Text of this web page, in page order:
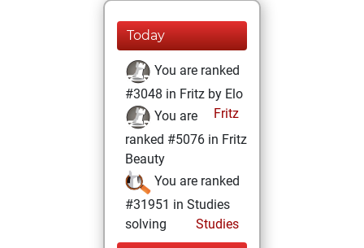
Today
You are ranked
#3048 in Fritz by Elo
Fritz
You are
ranked #5076 in Fritz
Beauty
You are ranked
#31951 in Studies
solving
Studies